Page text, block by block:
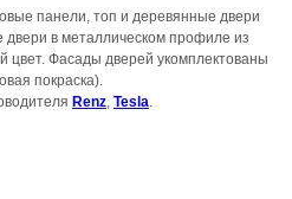
панели, топ и деревянные двери
в металлическом профиле из
цвет. Фасады дверей укомплектованы
покраска).
Renz, Tesla.